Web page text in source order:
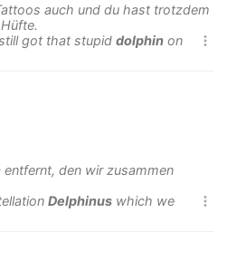
auch und du hast trotzdem

got that stupid dolphin on
entfernt, den wir zusammen

Delphinus which we